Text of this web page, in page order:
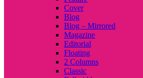
Cover
Blog
Blog – Mirrored
Magazine
Editorial
Floating
2 Columns
Classic